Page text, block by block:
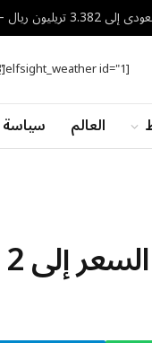
[elfsight_weather id="1"]
[elfsight_weather id="3"]
العالم سياسة
2 دولار؟